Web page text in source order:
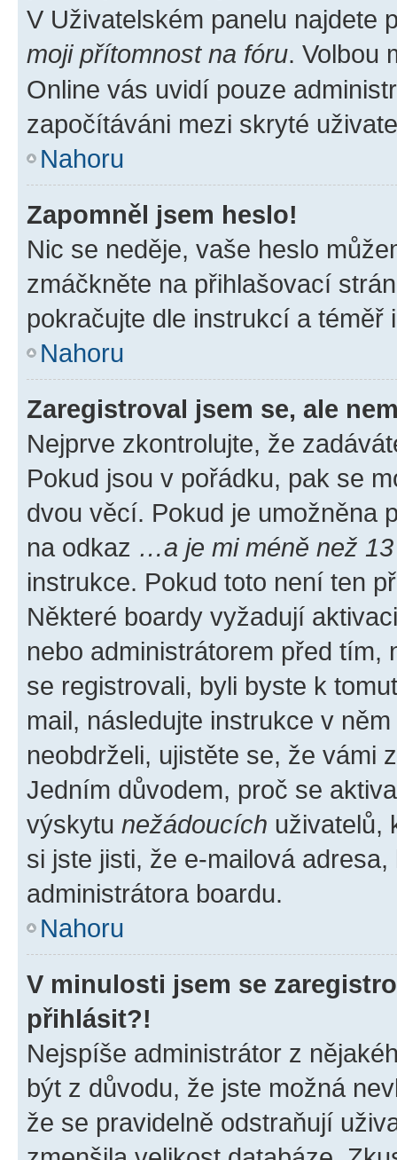
V Uživatelském panelu najdete
moji přítomnost na fóru. Volbou
Online vás uvidí pouze
započítáváni mezi skryté
Nahoru
Zapomněl jsem heslo!
Nic se neděje, vaše heslo
zmáčkněte na přihlašovací
pokračujte dle instrukcí a téměř
Nahoru
Zaregistroval jsem se, ale
Nejprve zkontrolujte, že
Pokud jsou v pořádku, pak se
dvou věcí. Pokud je umožněna
na odkaz …a je mi méně než
instrukce. Pokud toto není ten
Některé boardy vyžadují
nebo administrátorem před tím,
se registrovali, byli byste k
mail, následujte instrukce v
neobdrželi, ujistěte se, že vámi
Jedním důvodem, proč se
výskytu nežádoucích uživatelů,
si jste jisti, že e-mailová
administrátora boardu.
Nahoru
V minulosti jsem se
přihlásit?!
Nejspíše administrátor z
být z důvodu, že jste možná
že se pravidelně odstraňují